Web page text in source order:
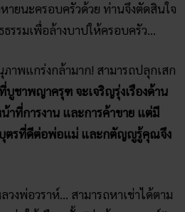
ายนะครอบครัวด้วย ท่านจึงตัดสินใจ
รรมเพื่อล้างบาปให้ครอบครัว…
าพแกร่งกล้ามาก! สามารถปลุกเสก
บูชาพญาครุฑ จะเจริญรุ่งเรืองด้าน
ที่การงาน และการค้าขาย แต่มี
ตรที่ดีต่อพ่อแม่ และกตัญญูรู้คุณจึง
งพ่อวราห์… สามารถหาเช่าได้ตาม